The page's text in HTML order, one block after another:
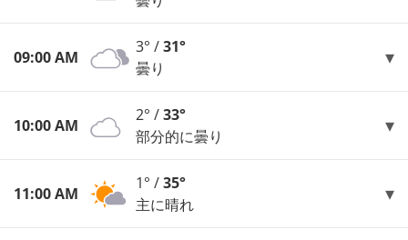
09:00 AM
3° /31°
曇り
10:00 AM
2° /33°
部分的に曇り
11:00 AM
1° /35°
主に晴れ